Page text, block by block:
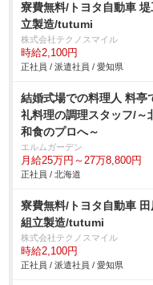
寮費無料/トヨタ自動車 堤
立製造/tutumi
株式会社テクノスマイル
時給2,100円
正社員 / 派遣社員 / 愛知県
結婚式場での料理人 料亭
礼料理の調理スタッフ/～
和食のプロへ～
エルムガーデン
月給25万円～27万8,800円
正社員 / 北海道
寮費無料/トヨタ自動車
組立製造/tutumi
株式会社テクノスマイル
時給2,100円
正社員 / 派遣社員 / 愛知県